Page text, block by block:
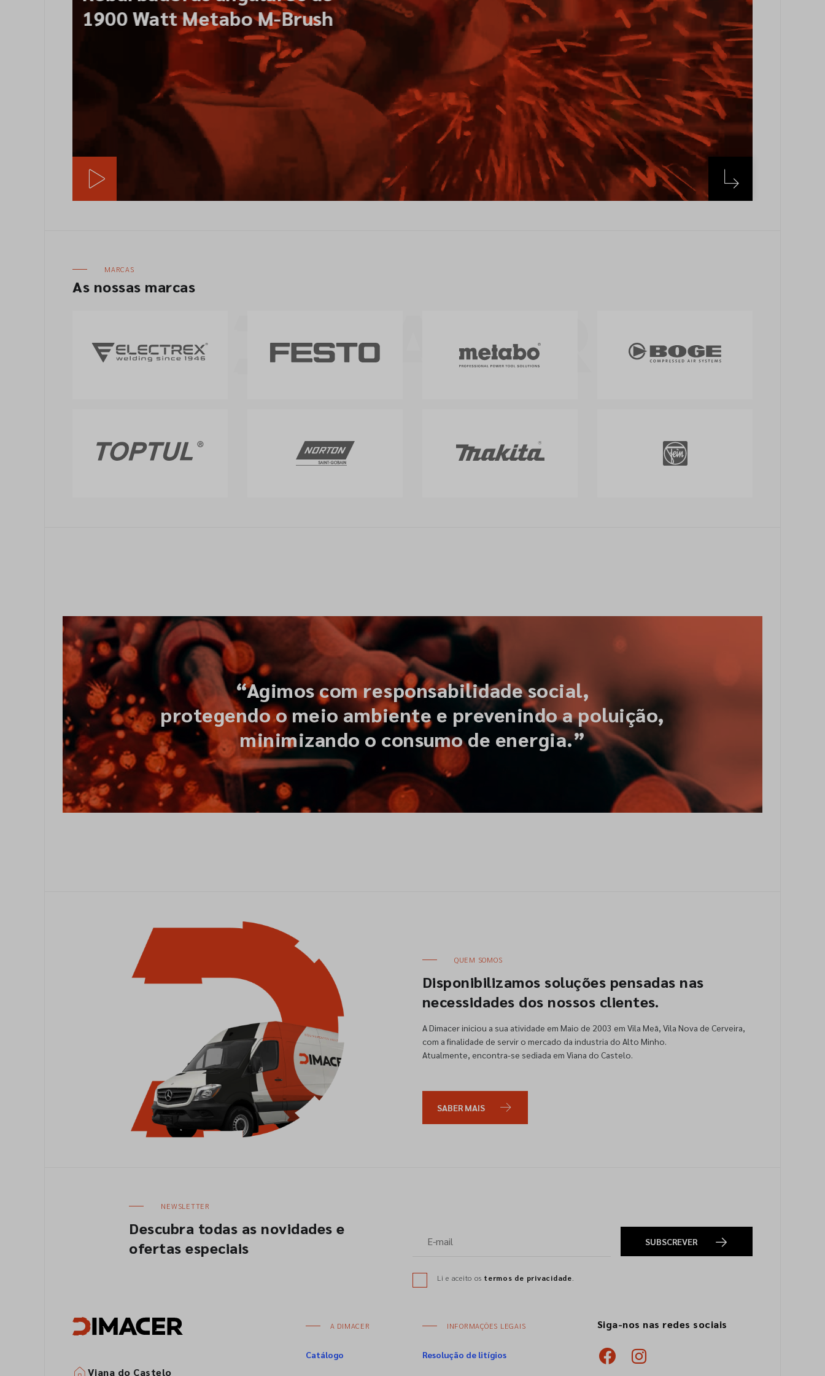
LOCTITE
MARCAS
As nossas marcas
“Agimos com responsabilidade social,
protegendo o meio ambiente e prevenindo a poluição,
minimizando o consumo de energia.”
QUEM SOMOS
Disponibilizamos soluções pensadas nas
necessidades dos nossos clientes.
A Dimacer iniciou a sua atividade em Maio de 2003 em Vila Meã, Vila Nova de Cerveira,
com a finalidade de servir o mercado da industria do Alto Minho.
Atualmente, encontra-se sediada em Viana do Castelo.
SABER MAIS
NEWSLETTER
Descubra todas as novidades e
ofertas especiais
Li e aceito os termos de privacidade
SUBSCREVER
Viana do Castelo
A DIMACER
Catálogo
INFORMAÇÕES LEGAIS
Resolução de litígios
Siga-nos nas redes sociais